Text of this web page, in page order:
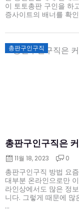
이 토토총판 구인을 하
증사이트의 배너를 확
총판구인구직
총판구인구직은
Posted
on
11월 18, 2023 0
총판구인구직 방법 요
대부분 온라인으로만
라인상에서도 많은 정
니다. 그렇게 때문에
...